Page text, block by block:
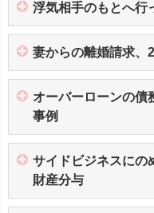
浮気相手のもとへ行
妻からの離婚請求、
オーバーローンの債
事例
サイドビジネスにの
財産分与